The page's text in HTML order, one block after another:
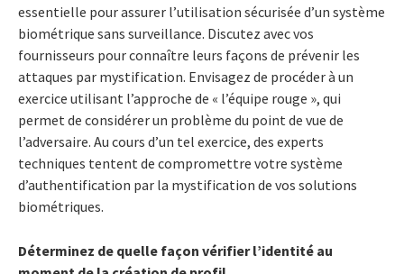
essentielle pour assurer l’utilisation sécurisée d’un système
biométrique sans surveillance. Discutez avec vos
fournisseurs pour connaître leurs façons de prévenir les
attaques par mystification. Envisagez de procéder à un
exercice utilisant l’approche de « l’équipe rouge », qui
permet de considérer un problème du point de vue de
l’adversaire. Au cours d’un tel exercice, des experts
techniques tentent de compromettre votre système
d’authentification par la mystification de vos solutions
biométriques.
Déterminez de quelle façon vérifier l’identité au